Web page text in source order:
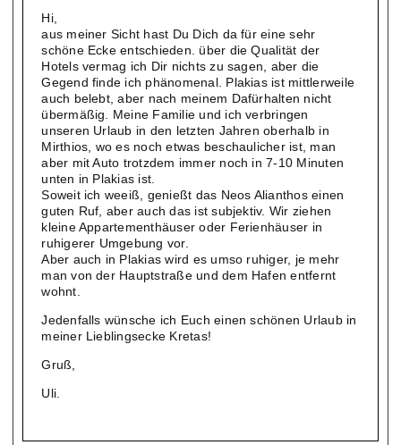
Hi,
aus meiner Sicht hast Du Dich da für eine sehr
schöne Ecke entschieden. über die Qualität der
Hotels vermag ich Dir nichts zu sagen, aber die
Gegend finde ich phänomenal. Plakias ist mittlerweile
auch belebt, aber nach meinem Dafürhalten nicht
übermäßig. Meine Familie und ich verbringen
unseren Urlaub in den letzten Jahren oberhalb in
Mirthios, wo es noch etwas beschaulicher ist, man
aber mit Auto trotzdem immer noch in 7-10 Minuten
unten in Plakias ist.
Soweit ich weeiß, genießt das Neos Alianthos einen
guten Ruf, aber auch das ist subjektiv. Wir ziehen
kleine Appartementhäuser oder Ferienhäuser in
ruhigerer Umgebung vor.
Aber auch in Plakias wird es umso ruhiger, je mehr
man von der Hauptstraße und dem Hafen entfernt
wohnt.
Jedenfalls wünsche ich Euch einen schönen Urlaub in
meiner Lieblingsecke Kretas!
Gruß,
Uli.